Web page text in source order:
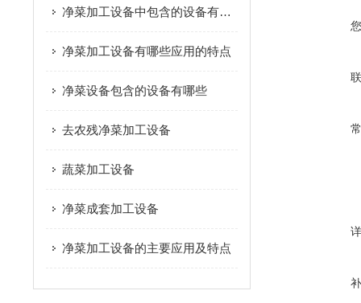
净菜加工设备中包含的设备有哪些
净菜加工设备有哪些应用的特点
净菜设备包含的设备有哪些
去农残净菜加工设备
蔬菜加工设备
净菜成套加工设备
净菜加工设备的主要应用及特点